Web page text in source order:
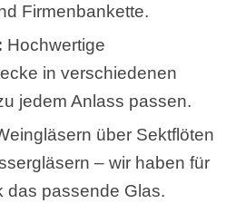
Firmenbankette.
Hochwertige
in verschiedenen
jedem Anlass passen.
über Sektflöten
– wir haben für
das passende Glas.